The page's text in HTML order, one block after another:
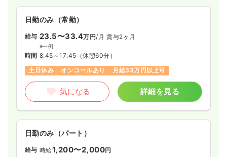
日勤のみ（常勤）
給与 23.5〜33.4万円/月 賞与2ヶ月
※一例
時間 8:45～17:45 （休憩60分）
土日休み
オンコールあり 月給33万円以上可
気になる 詳細を見る
日勤のみ（パート）
給与 時給1,200〜2,000円